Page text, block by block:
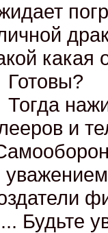
какая
и
Будьте